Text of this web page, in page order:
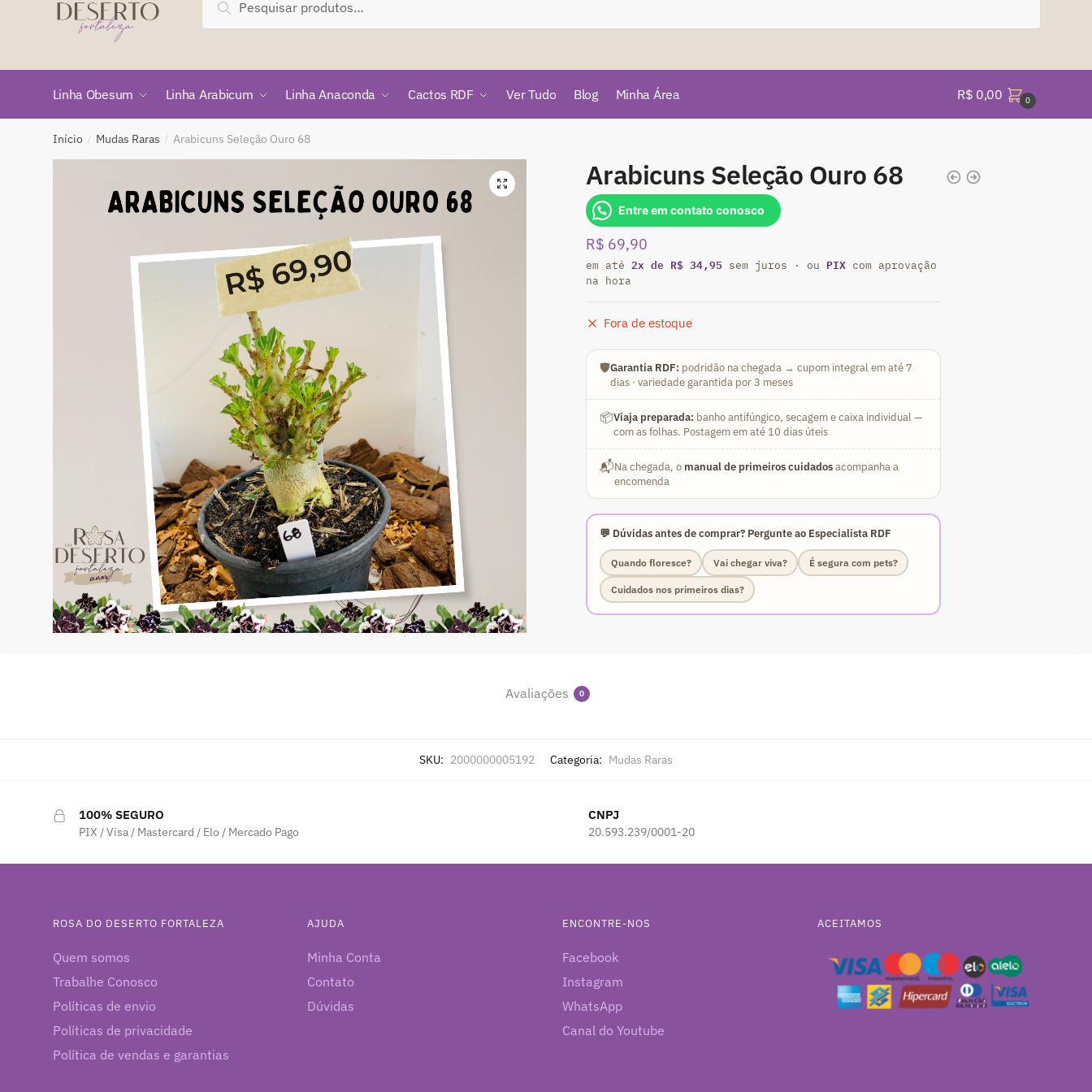
por:
Pesquisar
Linha Obesum Linha Arabicum Linha Anaconda Cactos RDF Ver Tudo Blog Minha Área R$ 0,00 0
Início / Mudas Raras / Arabicuns Seleção Ouro 68
🔍 Arabicuns Seleção Ouro 68
Entre em contato conosco
R$ 69,90
em até 2x de R$ 34,95sem juros · ou PIXcom aprovação
na hora
Fora de estoque
🛡️Garantia RDF: podridão na chegada → cupom integral em até 7
dias · variedade garantida por 3 meses
📦Viaja preparada: banho antifúngico, secagem e caixa individual —
com as folhas. Postagem em até 10 dias úteis
📬Na chegada, o manual de primeiros cuidadosacompanha a
encomenda
💬 Dúvidas antes de comprar? Pergunte ao Especialista RDF
Quando floresce? Vai chegar viva? É segura com pets?
Cuidados nos primeiros dias?
Avaliações 0
SKU: 2000000005192 Categoria: Mudas Raras
100% SEGURO
PIX / Visa / Mastercard / Elo / Mercado Pago
CNPJ
20.593.239/0001-20
ROSA DO DESERTO FORTALEZA
Quem somos
Trabalhe Conosco
Políticas de envio
Políticas de privacidade
Política de vendas e garantias
AJUDA
Minha Conta
Contato
Dúvidas
ENCONTRE-NOS
Facebook
Instagram
WhatsApp
Canal do Youtube
ACEITAMOS